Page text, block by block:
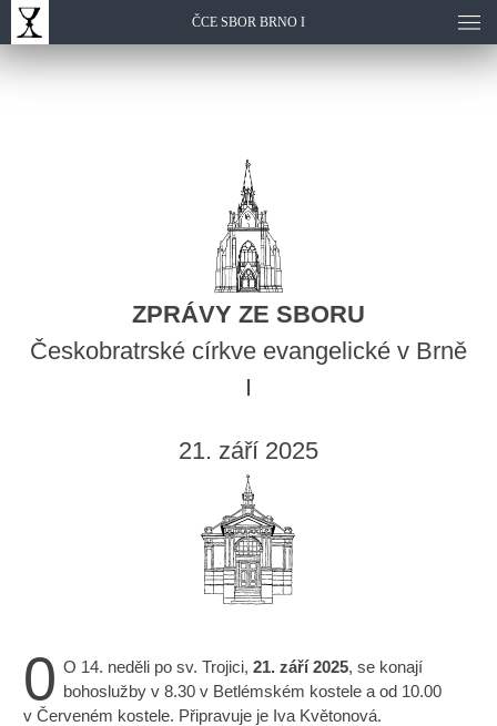
ČCE SBOR BRNO I
ZPRÁVY ZE SBORU
Českobratrské církve evangelické v Brně
I
21. září 2025
0 O 14. neděli po sv. Trojici, 21. září 2025, se konají
bohoslužby v 8.30 v Betlémském kostele a od 10.00
v Červeném kostele. Připravuje je Iva Květonová.